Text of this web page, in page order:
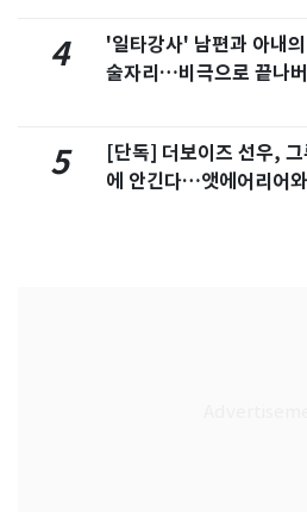
4
'일타강사' 남편과 아내
술자리…비극으로 끝나
5
[단독] 더보이즈 선우, 그
에 안긴다…앳에어리어